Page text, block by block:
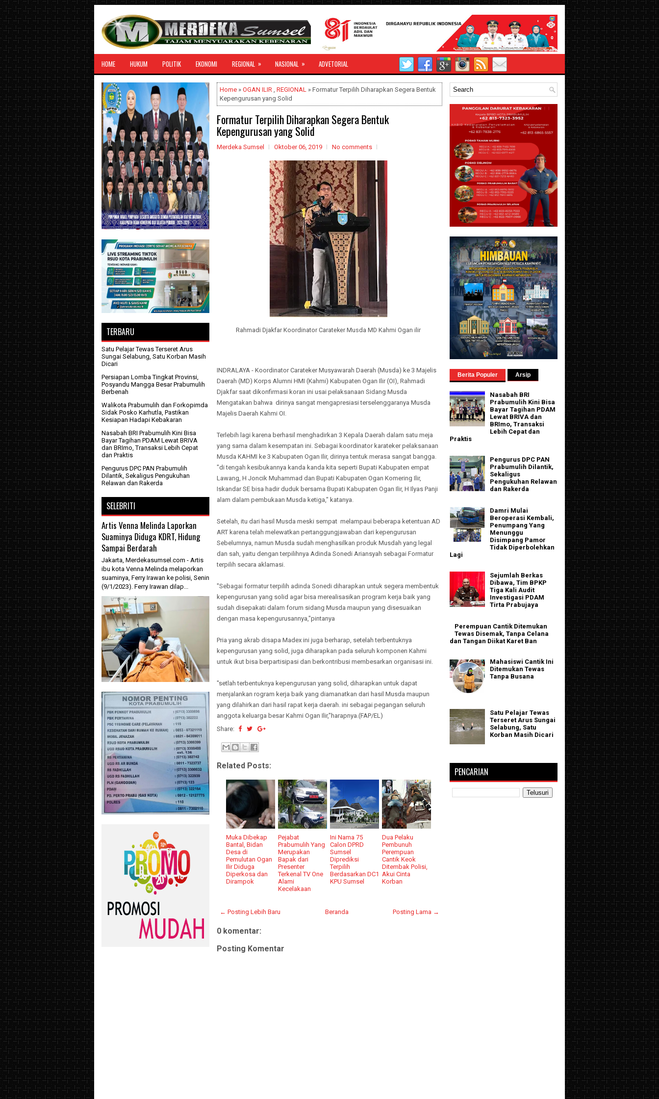
HOME HUKUM POLITIK EKONOMI REGIONAL » NASIONAL » ADVETORIAL
Home » OGAN ILIR , REGIONAL » Formatur Terpilih Diharapkan Segera Bentuk
Kepengurusan yang Solid
Formatur Terpilih Diharapkan Segera Bentuk
Kepengurusan yang Solid
Merdeka Sumsel Oktober 06, 2019 No comments
Rahmadi Djakfar Koordinator Carateker Musda MD Kahmi Ogan ilir
INDRALAYA - Koordinator Carateker Musyawarah Daerah (Musda) ke 3 Majelis
Daerah (MD) Korps Alumni HMI (Kahmi) Kabupaten Ogan Ilir (OI), Rahmadi
Djakfar saat dikonfirmasi koran ini usai pelaksanaan Sidang Musda
Mengatakan bahwa dirinya sangat mengapresiasi terselenggaranya Musda
Majelis Daerah Kahmi OI.
Terlebih lagi karena berhasil menghadirkan 3 Kepala Daerah dalam satu meja
yang sama dalam kesempatan ini. Sebagai koordinator karateker pelaksanaan
Musda KAHMI ke 3 Kabupaten Ogan Ilir, dirinya tentuk merasa sangat bangga.
"di tengah kesibukannya kanda kanda kita seperti Bupati Kabupaten empat
Lawang, H Joncik Muhammad dan Bupati Kabupaten Ogan Komering Ilir,
Iskandar SE bisa hadir duduk bersama Bupati Kabupaten Ogan Ilir, H Ilyas Panji
alam dalam pembukaan Musda ketiga," katanya.
Setelah, itu dari hasil Musda meski sempat melampaui beberapa ketentuan AD
ART karena telah melewatkan pertanggungjawaban dari kepengurusan
Sebelumnya, namun Musda sudah menghasilkan produk Musdah yang legal
dan sah, yaitu dengan terpilihnya Adinda Sonedi Ariansyah sebagai Formatur
terpilih secara aklamasi.
"Sebagai formatur terpilih adinda Sonedi diharapkan untuk segera membentuk
kepengurusan yang solid agar bisa merealisasikan program kerja baik yang
sudah disepakati dalam forum sidang Musda maupun yang disesuaikan
dengan masa kepengurusannya,"pintanya
Pria yang akrab disapa Madex ini juga berharap, setelah terbentuknya
kepengurusan yang solid, juga diharapkan pada seluruh komponen Kahmi
untuk ikut bisa berpartisipasi dan berkontribusi membesarkan organisasi ini.
"setlah terbentuknya kepengurusan yang solid, diharapkan untuk dapat
menjalankan rogram kerja baik yang diamanatkan dari hasil Musda maupun
yang dilahirkan dari hasil rapat kerja daerah. ini sebagai pegangan seluruh
anggota keluarga besar Kahmi Ogan Ilir,"harapnya.(FAP/EL)
Share:
Related Posts:
Muka Dibekap
Bantal, Bidan
Desa di
Pemulutan Ogan
Ilir Diduga
Diperkosa dan
Dirampok
Pejabat
Prabumulih Yang
Merupakan
Bapak dari
Presenter
Terkenal TV One
Alami
Kecelakaan
Ini Nama 75
Calon DPRD
Sumsel
Diprediksi
Terpilih
Berdasarkan DC1
KPU Sumsel
Dua Pelaku
Pembunuh
Perempuan
Cantik Keok
Ditembak Polisi,
Akui Cinta
Korban
← Posting Lebih Baru Posting Lama →
Beranda
0 komentar:
Posting Komentar
TERBARU
Satu Pelajar Tewas Terseret Arus
Sungai Selabung, Satu Korban Masih
Dicari
Persiapan Lomba Tingkat Provinsi,
Posyandu Mangga Besar Prabumulih
Berbenah
Walikota Prabumulih dan Forkopimda
Sidak Posko Karhutla, Pastikan
Kesiapan Hadapi Kebakaran
Nasabah BRI Prabumulih Kini Bisa
Bayar Tagihan PDAM Lewat BRIVA
dan BRImo, Transaksi Lebih Cepat
dan Praktis
Pengurus DPC PAN Prabumulih
Dilantik, Sekaligus Pengukuhan
Relawan dan Rakerda
SELEBRITI
Artis Venna Melinda Laporkan
Suaminya Diduga KDRT, Hidung
Sampai Berdarah
Jakarta, Merdekasumsel.com - Artis
ibu kota Venna Melinda melaporkan
suaminya, Ferry Irawan ke polisi, Senin
(9/1/2023). Ferry Irawan dilap...
Berita Populer Arsip
Nasabah BRI
Prabumulih Kini Bisa
Bayar Tagihan PDAM
Lewat BRIVA dan
BRImo, Transaksi
Lebih Cepat dan
Praktis
Pengurus DPC PAN
Prabumulih Dilantik,
Sekaligus
Pengukuhan Relawan
dan Rakerda
Damri Mulai
Beroperasi Kembali,
Penumpang Yang
Menunggu
Disimpang Pamor
Tidak Diperbolehkan
Lagi
Sejumlah Berkas
Dibawa, Tim BPKP
Tiga Kali Audit
Investigasi PDAM
Tirta Prabujaya
Perempuan Cantik Ditemukan
Tewas Disemak, Tanpa Celana
dan Tangan Diikat Karet Ban
Mahasiswi Cantik Ini
Ditemukan Tewas
Tanpa Busana
Satu Pelajar Tewas
Terseret Arus Sungai
Selabung, Satu
Korban Masih Dicari
PENCARIAN